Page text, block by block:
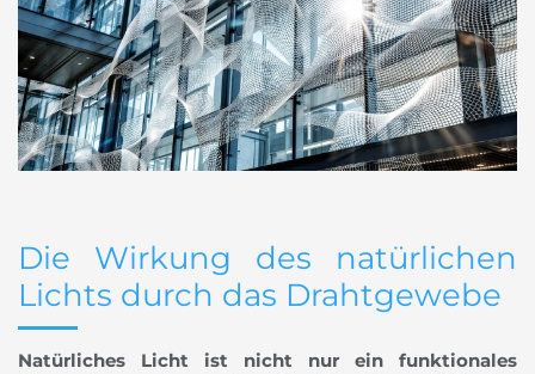
Die Wirkung des natürlichen
Lichts durch das Drahtgewebe
Natürliches Licht ist nicht nur ein funktionales